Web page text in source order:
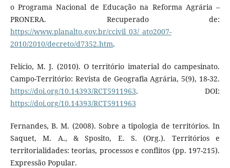
o Programa Nacional de Educação na Reforma Agrária –
PRONERA. Recuperado de:
https://www.planalto.gov.br/ccivil_03/_ato2007-
2010/2010/decreto/d7352.htm.
Felício, M. J. (2010). O território imaterial do campesinato.
Campo-Território: Revista de Geografia Agrária, 5(9), 18-32.
https://doi.org/10.14393/RCT5911963. DOI:
https://doi.org/10.14393/RCT5911963
Fernandes, B. M. (2008). Sobre a tipologia de territórios. In
Saquet, M. A., & Sposito, E. S. (Org.). Territórios e
territorialidades: teorias, processos e conflitos (pp. 197-215).
Expressão Popular.